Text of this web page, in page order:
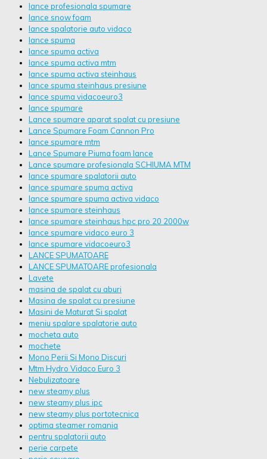
lance profesionala spumare
lance snow foam
lance spalatorie auto vidaco
lance spuma
lance spuma activa
lance spuma activa mtm
lance spuma activa steinhaus
lance spuma steinhaus presiune
lance spuma vidacoeuro3
lance spumare
Lance spumare aparat spalat cu presiune
Lance Spumare Foam Cannon Pro
lance spumare mtm
Lance Spumare Piuma foam lance
Lance spumare profesionala SCHIUMA MTM
lance spumare spalatorii auto
lance spumare spuma activa
lance spumare spuma activa vidaco
lance spumare steinhaus
lance spumare steinhaus hpc pro 20 2000w
lance spumare vidaco euro 3
lance spumare vidacoeuro3
LANCE SPUMATOARE
LANCE SPUMATOARE profesionala
Lavete
masina de spalat cu aburi
Masina de spalat cu presiune
Masini de Maturat Si spalat
meniu spalare spalatorie auto
mocheta auto
mochete
Mono Perii Si Mono Discuri
Mtm Hydro Vidaco Euro 3
Nebulizatoare
new steamy plus
new steamy plus ipc
new steamy plus portotecnica
optima steamer romania
pentru spalatorii auto
perie carpete